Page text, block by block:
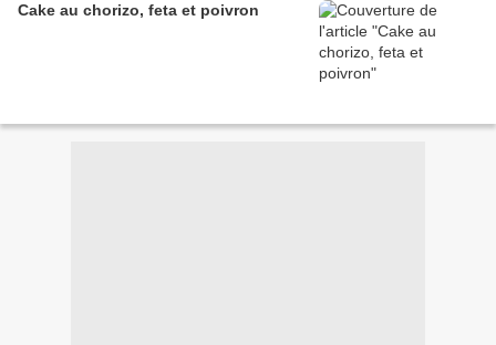
Cake au chorizo, feta et poivron